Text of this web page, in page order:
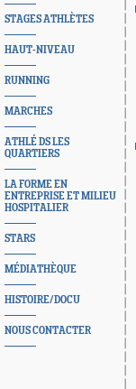
STAGES ATHLÈTES
HAUT-NIVEAU
RUNNING
MARCHES
ATHLÉ DS LES
QUARTIERS
LA FORME EN
ENTREPRISE ET MILIEU
HOSPITALIER
STARS
MÉDIATHÈQUE
HISTOIRE/DOCU
NOUS CONTACTER